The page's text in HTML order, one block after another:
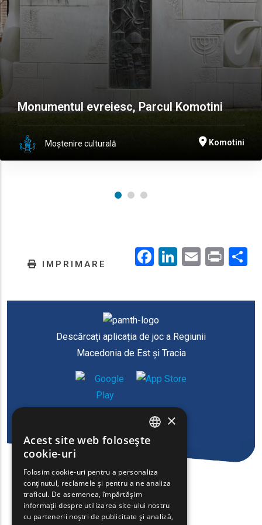
Monumentul evreiesc, Parcul Komotini
Moștenire culturală Komotini
IMPRIMARE Facebook
LinkedIn
EmailPrint
Descărcați aplicația de joc a Regiunii
Macedonia de Est și Tracia
ENGLISH
FRENCH
BULGARIAN
×
Acest site web folosește
cookie-uri
Folosim cookie-uri pentru a personaliza
conținutul, reclamele și pentru a ne analiza
traficul. De asemenea, împărtășim
informații despre utilizarea site-ului nostru
cu partenerii noștri de publicitate și analiză,